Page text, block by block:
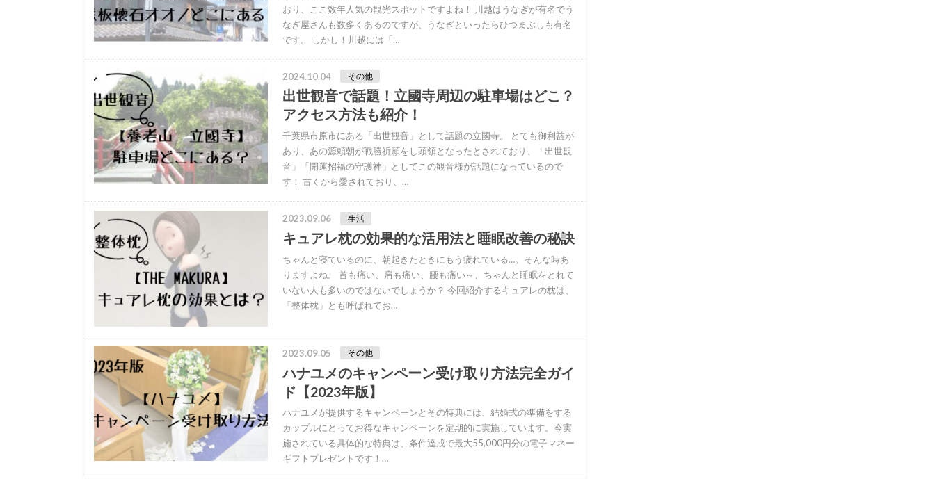
おり、ここ数年人気の観光スポットですよね！ 川越はうなぎが有名でう
なぎ屋さんも数多くあるのですが、うなぎといったらひつまぶしも有名
です。 しかし！川越には「…
2024.10.04 その他
出世観音で話題！立國寺周辺の駐車場はどこ？
アクセス方法も紹介！
千葉県市原市にある「出世観音」として話題の立國寺。 とても御利益が
あり、あの源頼朝が戦勝祈願をし頭領となったとされており、「出世観
音」「開運招福の守護神」としてこの観音様が話題になっているので
す！ 古くから愛されており、…
2023.09.06 生活
キュアレ枕の効果的な活用法と睡眠改善の秘訣
ちゃんと寝ているのに、朝起きたときにもう疲れている…。そんな時あ
りますよね。 首も痛い、肩も痛い、腰も痛い～、ちゃんと睡眠をとれて
いない人も多いのではないでしょうか？ 今回紹介するキュアレの枕は、
「整体枕」とも呼ばれてお…
2023.09.05 その他
ハナユメのキャンペーン受け取り方法完全ガイ
ド【2023年版】
ハナユメが提供するキャンペーンとその特典には、結婚式の準備をする
カップルにとってお得なキャンペーンを定期的に実施しています。今実
施されている具体的な特典は、条件達成で最大55,000円分の電子マネー
ギフトプレゼントです！…